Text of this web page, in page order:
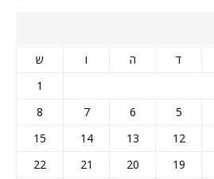
ד ה ו
ש
1
5
6
7
8
12
13
14
15
19
20
21
22